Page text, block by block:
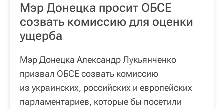
Мэр Донецка просит ОБСЕ
созвать комиссию для оценки
ущерба
Мэр Донецка Александр Лукьянченко
призвал ОБСЕ созвать комиссию
из украинских, российских и европейских
парламентариев, которые бы посетили